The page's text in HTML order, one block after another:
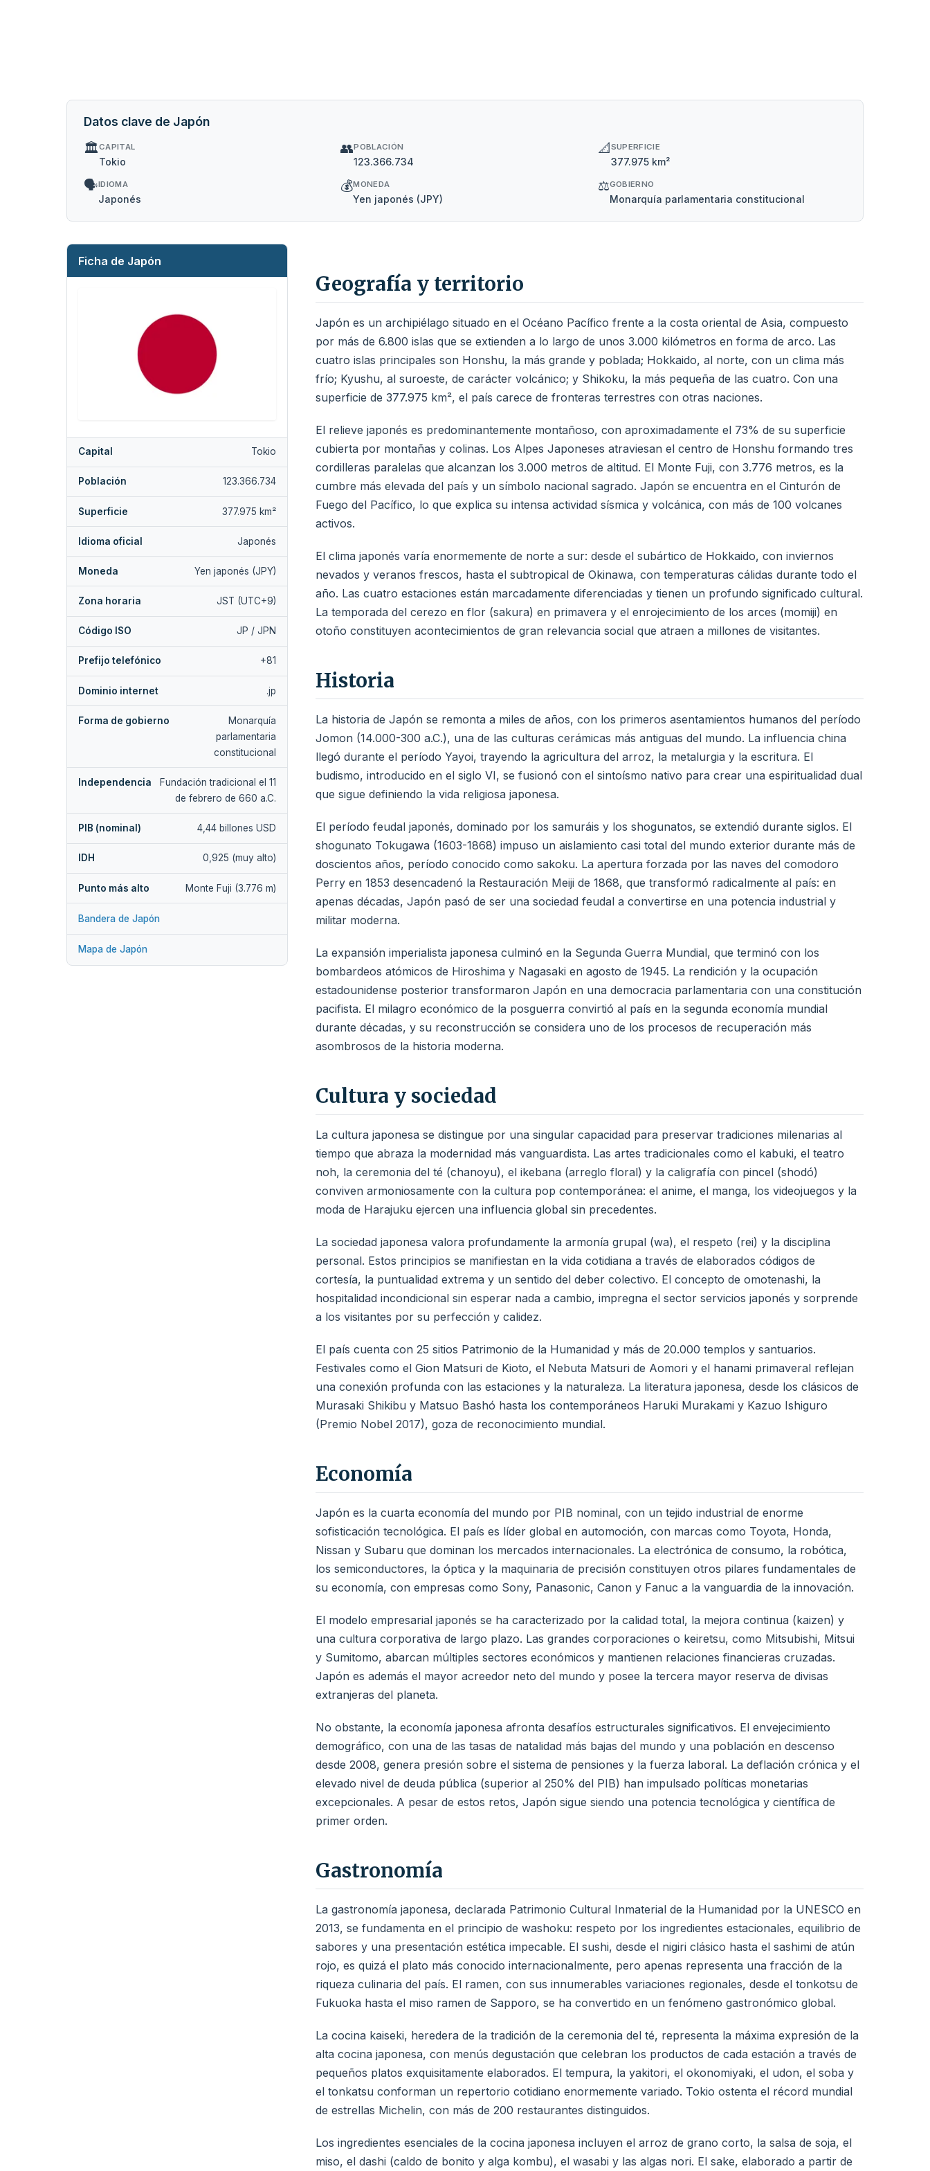
Datos clave de Japón
🏛️CAPITAL
Tokio
👥POBLACIÓN
123.366.734
📐SUPERFICIE
377.975 km²
🗣️IDIOMA
Japonés
💰MONEDA
Yen japonés (JPY)
⚖️GOBIERNO
Monarquía parlamentaria constitucional
Ficha de Japón
Capital Tokio
Población 123.366.734
Superficie 377.975 km²
Idioma oficial Japonés
Moneda Yen japonés (JPY)
Zona horaria JST (UTC+9)
Código ISO JP / JPN
Prefijo telefónico +81
Dominio internet .jp
Forma de gobierno
Monarquía
parlamentaria
constitucional
Independencia
Fundación tradicional el 11
de febrero de 660 a.C.
PIB (nominal) 4,44 billones USD
IDH 0,925 (muy alto)
Punto más alto Monte Fuji (3.776 m)
Bandera de Japón
Mapa de Japón
Geografía y territorio
Japón es un archipiélago situado en el Océano Pacífico frente a la costa oriental de Asia, compuesto
por más de 6.800 islas que se extienden a lo largo de unos 3.000 kilómetros en forma de arco. Las
cuatro islas principales son Honshu, la más grande y poblada; Hokkaido, al norte, con un clima más
frío; Kyushu, al suroeste, de carácter volcánico; y Shikoku, la más pequeña de las cuatro. Con una
superficie de 377.975 km², el país carece de fronteras terrestres con otras naciones.
El relieve japonés es predominantemente montañoso, con aproximadamente el 73% de su superficie
cubierta por montañas y colinas. Los Alpes Japoneses atraviesan el centro de Honshu formando tres
cordilleras paralelas que alcanzan los 3.000 metros de altitud. El Monte Fuji, con 3.776 metros, es la
cumbre más elevada del país y un símbolo nacional sagrado. Japón se encuentra en el Cinturón de
Fuego del Pacífico, lo que explica su intensa actividad sísmica y volcánica, con más de 100 volcanes
activos.
El clima japonés varía enormemente de norte a sur: desde el subártico de Hokkaido, con inviernos
nevados y veranos frescos, hasta el subtropical de Okinawa, con temperaturas cálidas durante todo el
año. Las cuatro estaciones están marcadamente diferenciadas y tienen un profundo significado cultural.
La temporada del cerezo en flor (sakura) en primavera y el enrojecimiento de los arces (momiji) en
otoño constituyen acontecimientos de gran relevancia social que atraen a millones de visitantes.
Historia
La historia de Japón se remonta a miles de años, con los primeros asentamientos humanos del período
Jomon (14.000-300 a.C.), una de las culturas cerámicas más antiguas del mundo. La influencia china
llegó durante el período Yayoi, trayendo la agricultura del arroz, la metalurgia y la escritura. El
budismo, introducido en el siglo VI, se fusionó con el sintoísmo nativo para crear una espiritualidad dual
que sigue definiendo la vida religiosa japonesa.
El período feudal japonés, dominado por los samuráis y los shogunatos, se extendió durante siglos. El
shogunato Tokugawa (1603-1868) impuso un aislamiento casi total del mundo exterior durante más de
doscientos años, período conocido como sakoku. La apertura forzada por las naves del comodoro
Perry en 1853 desencadenó la Restauración Meiji de 1868, que transformó radicalmente al país: en
apenas décadas, Japón pasó de ser una sociedad feudal a convertirse en una potencia industrial y
militar moderna.
La expansión imperialista japonesa culminó en la Segunda Guerra Mundial, que terminó con los
bombardeos atómicos de Hiroshima y Nagasaki en agosto de 1945. La rendición y la ocupación
estadounidense posterior transformaron Japón en una democracia parlamentaria con una constitución
pacifista. El milagro económico de la posguerra convirtió al país en la segunda economía mundial
durante décadas, y su reconstrucción se considera uno de los procesos de recuperación más
asombrosos de la historia moderna.
Cultura y sociedad
La cultura japonesa se distingue por una singular capacidad para preservar tradiciones milenarias al
tiempo que abraza la modernidad más vanguardista. Las artes tradicionales como el kabuki, el teatro
noh, la ceremonia del té (chanoyu), el ikebana (arreglo floral) y la caligrafía con pincel (shodó)
conviven armoniosamente con la cultura pop contemporánea: el anime, el manga, los videojuegos y la
moda de Harajuku ejercen una influencia global sin precedentes.
La sociedad japonesa valora profundamente la armonía grupal (wa), el respeto (rei) y la disciplina
personal. Estos principios se manifiestan en la vida cotidiana a través de elaborados códigos de
cortesía, la puntualidad extrema y un sentido del deber colectivo. El concepto de omotenashi, la
hospitalidad incondicional sin esperar nada a cambio, impregna el sector servicios japonés y sorprende
a los visitantes por su perfección y calidez.
El país cuenta con 25 sitios Patrimonio de la Humanidad y más de 20.000 templos y santuarios.
Festivales como el Gion Matsuri de Kioto, el Nebuta Matsuri de Aomori y el hanami primaveral reflejan
una conexión profunda con las estaciones y la naturaleza. La literatura japonesa, desde los clásicos de
Murasaki Shikibu y Matsuo Bashó hasta los contemporáneos Haruki Murakami y Kazuo Ishiguro
(Premio Nobel 2017), goza de reconocimiento mundial.
Economía
Japón es la cuarta economía del mundo por PIB nominal, con un tejido industrial de enorme
sofisticación tecnológica. El país es líder global en automoción, con marcas como Toyota, Honda,
Nissan y Subaru que dominan los mercados internacionales. La electrónica de consumo, la robótica,
los semiconductores, la óptica y la maquinaria de precisión constituyen otros pilares fundamentales de
su economía, con empresas como Sony, Panasonic, Canon y Fanuc a la vanguardia de la innovación.
El modelo empresarial japonés se ha caracterizado por la calidad total, la mejora continua (kaizen) y
una cultura corporativa de largo plazo. Las grandes corporaciones o keiretsu, como Mitsubishi, Mitsui
y Sumitomo, abarcan múltiples sectores económicos y mantienen relaciones financieras cruzadas.
Japón es además el mayor acreedor neto del mundo y posee la tercera mayor reserva de divisas
extranjeras del planeta.
No obstante, la economía japonesa afronta desafíos estructurales significativos. El envejecimiento
demográfico, con una de las tasas de natalidad más bajas del mundo y una población en descenso
desde 2008, genera presión sobre el sistema de pensiones y la fuerza laboral. La deflación crónica y el
elevado nivel de deuda pública (superior al 250% del PIB) han impulsado políticas monetarias
excepcionales. A pesar de estos retos, Japón sigue siendo una potencia tecnológica y científica de
primer orden.
Gastronomía
La gastronomía japonesa, declarada Patrimonio Cultural Inmaterial de la Humanidad por la UNESCO en
2013, se fundamenta en el principio de washoku: respeto por los ingredientes estacionales, equilibrio de
sabores y una presentación estética impecable. El sushi, desde el nigiri clásico hasta el sashimi de atún
rojo, es quizá el plato más conocido internacionalmente, pero apenas representa una fracción de la
riqueza culinaria del país. El ramen, con sus innumerables variaciones regionales, desde el tonkotsu de
Fukuoka hasta el miso ramen de Sapporo, se ha convertido en un fenómeno gastronómico global.
La cocina kaiseki, heredera de la tradición de la ceremonia del té, representa la máxima expresión de la
alta cocina japonesa, con menús degustación que celebran los productos de cada estación a través de
pequeños platos exquisitamente elaborados. El tempura, la yakitori, el okonomiyaki, el udon, el soba y
el tonkatsu conforman un repertorio cotidiano enormemente variado. Tokio ostenta el récord mundial
de estrellas Michelin, con más de 200 restaurantes distinguidos.
Los ingredientes esenciales de la cocina japonesa incluyen el arroz de grano corto, la salsa de soja, el
miso, el dashi (caldo de bonito y alga kombu), el wasabi y las algas nori. El sake, elaborado a partir de